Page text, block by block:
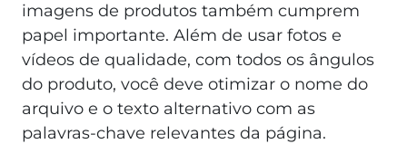
imagens de produtos também cumprem
papel importante. Além de usar fotos e
vídeos de qualidade, com todos os ângulos
do produto, você deve otimizar o nome do
arquivo e o texto alternativo com as
palavras-chave relevantes da página.